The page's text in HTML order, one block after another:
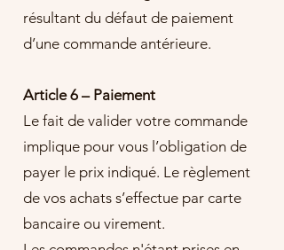
résultant du défaut de paiement
d’une commande antérieure.
Article 6 – Paiement
Le fait de valider votre commande
implique pour vous l’obligation de
payer le prix indiqué. Le règlement
de vos achats s’effectue par carte
bancaire ou virement.